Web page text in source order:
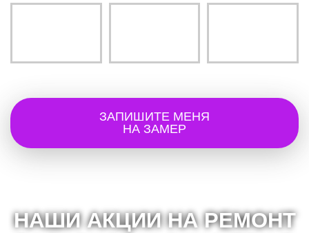
ЗАПИШИТЕ МЕНЯ
НА ЗАМЕР
НАШИ АКЦИИ НА РЕМОНТ